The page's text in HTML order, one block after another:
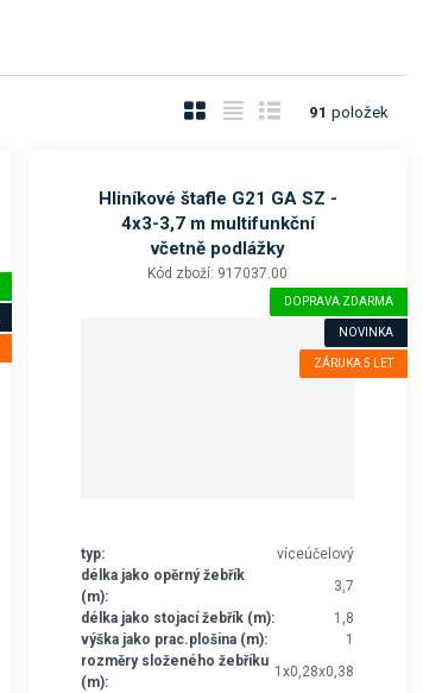
á
z
k
T
u
l
k
k
o
v
ý
v
91 položek
Hliníkové štafle G21 GA SZ -
4x3-3,7 m multifunkční
včetně podlážky
Kód zboží: 917037.00
DOPRAVA ZDARMA
NOVINKA
ZÁRUKA 5 LET
typ:
víceúčelový
délka jako opěrný žebřík
(m):
3,7
délka jako stojací žebřík (m):
1,8
výška jako prac.plošina (m):
1
rozměry složeného žebříku
(m):
1x0,28x0,38